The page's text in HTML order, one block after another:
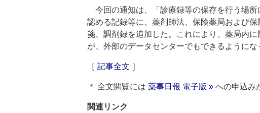
今回の通知は、「診療録等の保存を行う場
認める記録等に、薬剤師法、保険薬局および
箋、調剤録を追加した。これにより、薬局内
が、外部のデータセンターでもできるようにな
［ 記事全文 ］
＊ 全文閲覧には 薬事日報 電子版 » への申込み
関連リンク